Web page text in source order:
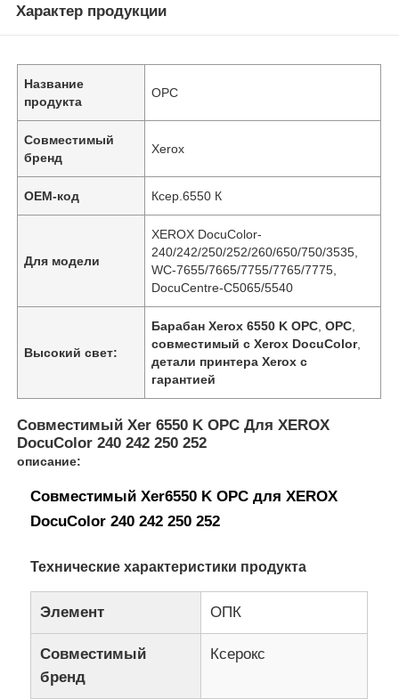
Характер продукции
Название
продукта
OPC
Совместимый
бренд
Xerox
OEM-код Ксер.6550 К
Для модели
XEROX DocuColor-
240/242/250/252/260/650/750/3535,
WC-7655/7665/7755/7765/7775,
DocuCentre-C5065/5540
Высокий свет:
Барабан Xerox 6550 K OPC ,OPC
совместимый с Xerox DocuColor,
детали принтера Xerox с
гарантией
Совместимый Xer 6550 K OPC Для XEROX
DocuColor 240 242 250 252
описание:
Совместимый Xer6550 K OPC для XEROX
DocuColor 240 242 250 252
Технические характеристики продукта
Элемент ОПК
Совместимый
бренд
Ксерокс